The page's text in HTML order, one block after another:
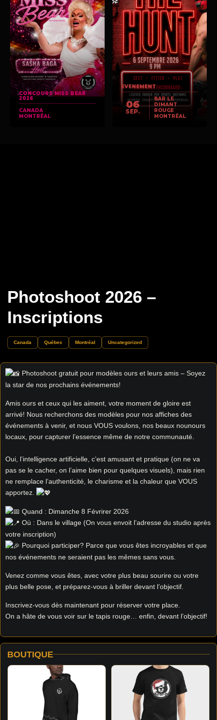
CONCOURS MISS BEAR
2026
CANADA
MONTRÉAL
EVENEMENT
06
SEP.
BAR LE
DIMANT
ROUGE
MONTRÉAL
Photoshoot 2026 –
Inscriptions
Canada Québec Montréal Uncategorized
Photoshoot gratuit pour modèles ours et leurs amis – Soyez
la star de nos prochains événements!
Amis ours et ceux qui les aiment, votre moment de gloire est
arrivé! Nous recherchons des modèles pour nos affiches des
événements à venir, et nous VOUS voulons, nos beaux nounours
locaux, pour capturer l’essence même de notre communauté.
Oui, l’intelligence artificielle, c’est amusant et pratique (on ne va
pas se le cacher, on l’aime bien pour quelques visuels), mais rien
ne remplace l’authenticité, le charisme et la chaleur que VOUS
apportez.
Quand : Dimanche 8 Févrirer 2026
Où : Dans le village (On vous envoit l’adresse du studio après
votre inscription)
Pourquoi participer? Parce que vous êtes incroyables et que
nos événements ne seraient pas les mêmes sans vous.
Venez comme vous êtes, avec votre plus beau sourire ou votre
plus belle pose, et préparez-vous à briller devant l’objectif.
Inscrivez-vous dès maintenant pour réserver votre place.
On a hâte de vous voir sur le tapis rouge… enfin, devant l’objectif!
BOUTIQUE